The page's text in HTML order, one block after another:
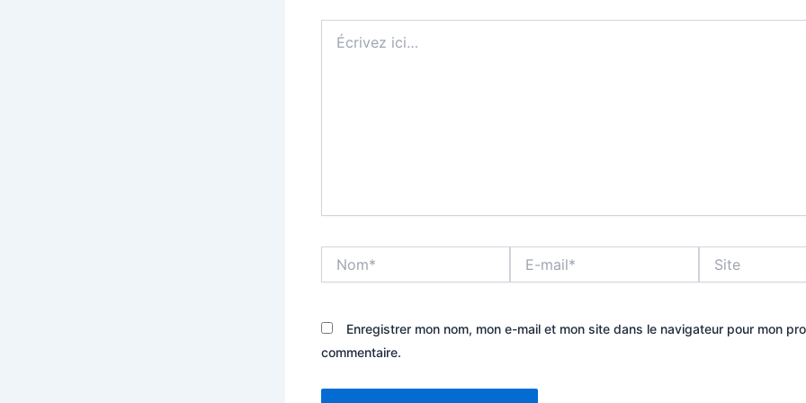
ici…
mail*
Enregistrer mon nom, mon e-mail et mon site dans le navigateur pour mon
commentaire.